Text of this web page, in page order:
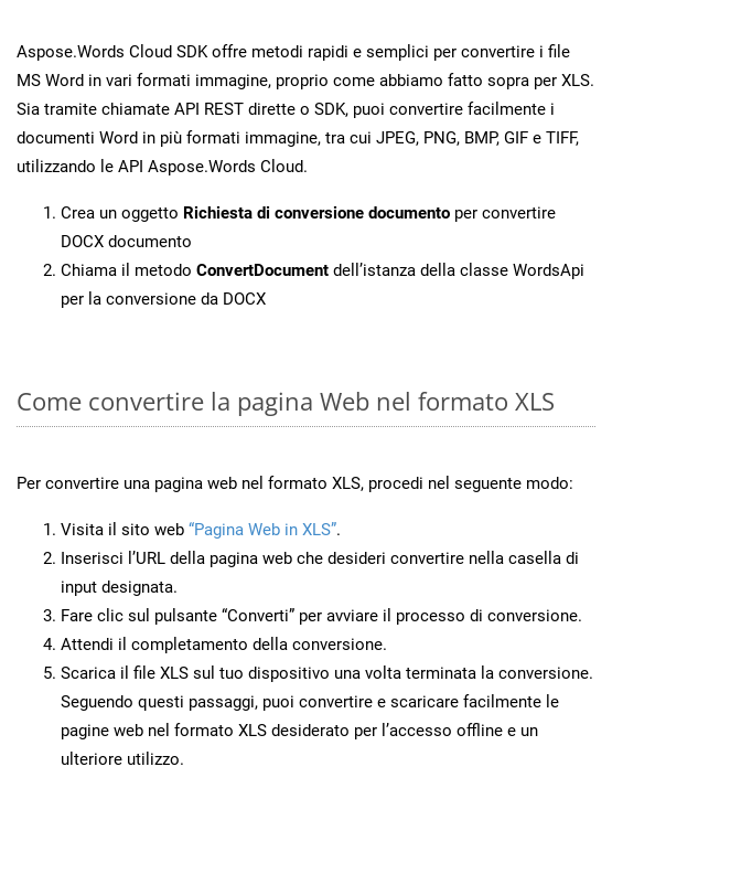
Aspose.Words Cloud SDK offre metodi rapidi e semplici per convertire i file
MS Word in vari formati immagine, proprio come abbiamo fatto sopra per XLS.
Sia tramite chiamate API REST dirette o SDK, puoi convertire facilmente i
documenti Word in più formati immagine, tra cui JPEG, PNG, BMP, GIF e TIFF,
utilizzando le API Aspose.Words Cloud.
Crea un oggetto Richiesta di conversione documento per convertire
DOCX documento
Chiama il metodo ConvertDocument dell’istanza della classe WordsApi
per la conversione da DOCX
Come convertire la pagina Web nel formato XLS
Per convertire una pagina web nel formato XLS, procedi nel seguente modo:
Visita il sito web “Pagina Web in XLS”.
Inserisci l’URL della pagina web che desideri convertire nella casella di
input designata.
Fare clic sul pulsante “Converti” per avviare il processo di conversione.
Attendi il completamento della conversione.
Scarica il file XLS sul tuo dispositivo una volta terminata la conversione.
Seguendo questi passaggi, puoi convertire e scaricare facilmente le
pagine web nel formato XLS desiderato per l’accesso offline e un
ulteriore utilizzo.